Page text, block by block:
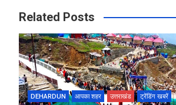
Related Posts
DEHARDUN आपका शहर उत्तराखंड
ट्रेंडिंग खबरें